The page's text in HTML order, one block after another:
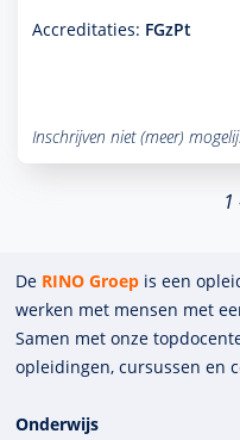
Accreditaties: FGzPt
Inschrijven niet (meer)
1
De RINO Groep is een
werken met mensen met
Samen met onze
opleidingen, cursussen en
Onderwijs